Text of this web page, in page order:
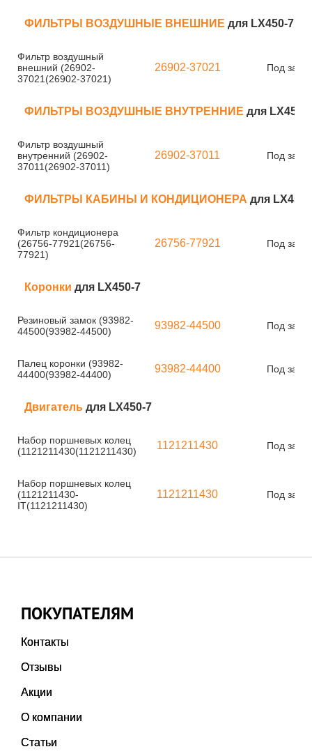
ФИЛЬТРЫ ВОЗДУШНЫЕ ВНЕШНИЕ для LX450-7
Фильтр воздушный
внешний (26902-
37021(26902-37021)
26902-37021 Под заказ
ФИЛЬТРЫ ВОЗДУШНЫЕ ВНУТРЕННИЕ для LX450-7
Фильтр воздушный
внутренний (26902-
37011(26902-37011)
26902-37011 Под заказ
ФИЛЬТРЫ КАБИНЫ И КОНДИЦИОНЕРА для LX450-
Фильтр кондиционера
(26756-77921(26756-
77921)
26756-77921 Под заказ
Коронки для LX450-7
Резиновый замок (93982-
44500(93982-44500)
93982-44500 Под заказ
Палец коронки (93982-
44400(93982-44400)
93982-44400 Под заказ
Двигатель для LX450-7
Набор поршневых колец
(1121211430(1121211430)
1121211430 Под заказ
Набор поршневых колец
(1121211430-
IT(1121211430)
1121211430 Под заказ
ПОКУПАТЕЛЯМ
Контакты
Отзывы
Акции
О компании
Статьи